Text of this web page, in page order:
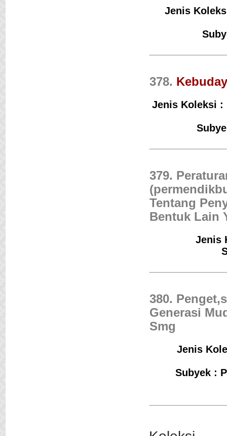
Jenis
378.
Jenis Koleksi :
379.
Tentang
Bentuk Lain
Jenis
380.
Generasi
Smg
Jenis
Subyek :
Penulis :Pramudya